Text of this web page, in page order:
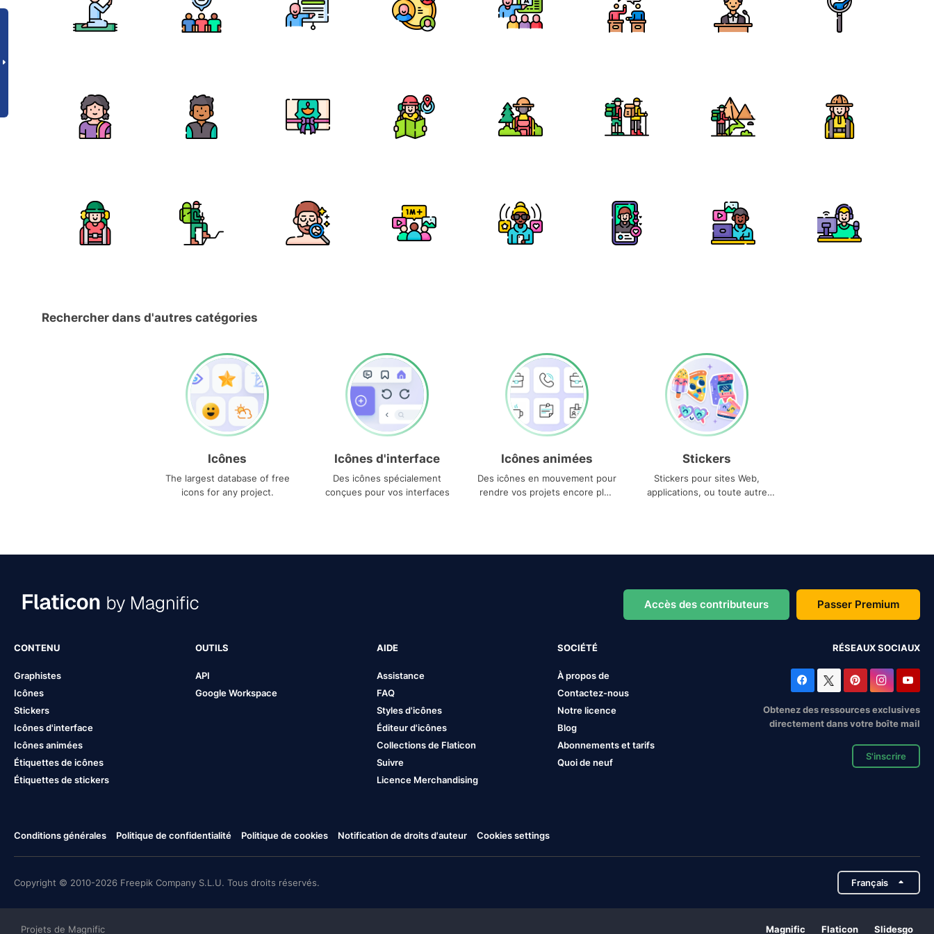
Rechercher dans d'autres catégories
Icônes
The largest database of free
icons for any project.
Icônes d'interface
Des icônes spécialement
conçues pour vos interfaces
Icônes animées
Des icônes en mouvement pour
rendre vos projets encore plus
Stickers
Stickers pour sites Web,
applications, ou toute autre
Accès des contributeurs Passer Premium
CONTENU
Graphistes
Icônes
Stickers
Icônes d'interface
Icônes animées
Étiquettes de icônes
Étiquettes de stickers
OUTILS
API
Google Workspace
AIDE
Assistance
FAQ
Styles d'icônes
Éditeur d'icônes
Collections de Flaticon
Suivre
Licence Merchandising
SOCIÉTÉ
À propos de
Contactez-nous
Notre licence
Blog
Abonnements et tarifs
Quoi de neuf
RÉSEAUX SOCIAUX
Obtenez des ressources exclusives
directement dans votre boîte mail
S'inscrire
Conditions générales Politique de confidentialité Politique de cookies Notification de droits d'auteur Cookies settings
Copyright © 2010-2026 Freepik Company S.L.U. Tous droits réservés. Français
Projets de Magnific Magnific Flaticon Slidesgo